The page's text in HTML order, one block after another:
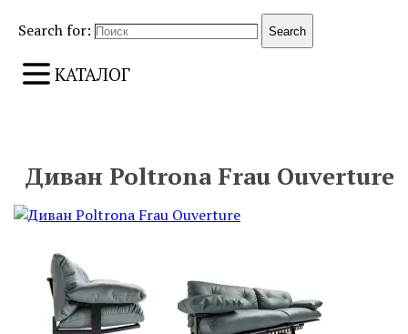
Search for: Search
КАТАЛОГ
Диван Poltrona Frau Ouverture